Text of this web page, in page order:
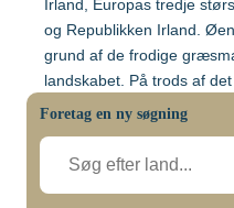
Hepatitis A
Hepatitis A+B
Hepatitis A+B, barn –
Hepatitis B
Etiopien
Ghana
Irland, Europas tredje
og Republikken Irland.
grund af de frodige
landskabet. På trods af
jorden ikke særligt
Før du rejser til Irland,
bliver vaccineret mod
Foretag en ny søgning